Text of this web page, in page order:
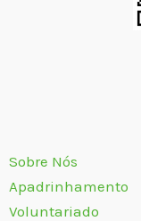
Sobre Nós
Apadrinhamento
Voluntariado